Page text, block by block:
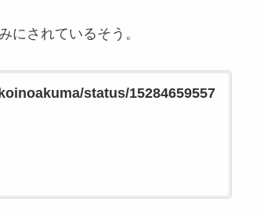
にされているそう。
status/15284659557